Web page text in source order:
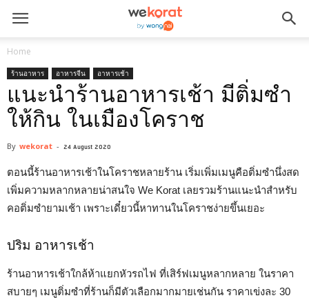
Home
ร้านอาหาร อาหารจีน อาหารเช้า
แนะนำร้านอาหารเช้า มีติ่มซำ
ให้กิน ในเมืองโคราช
By wekorat - 24 August 2020
ตอนนี้ร้านอาหารเช้าในโคราชหลายร้าน เริ่มเพิ่มเมนูคือติ่มซำนึ่งสด
เพิ่มความหลากหลายน่าสนใจ We Korat เลยรวมร้านแนะนำสำหรับ
คอติ่มซำยามเช้า เพราะเดี๋ยวนี้หาทานในโคราชง่ายขึ้นเยอะ
ปริม อาหารเช้า
ร้านอาหารเช้าใกล้ห้าแยกหัวรถไฟ ที่เสิร์ฟเมนูหลากหลาย ในราคา
สบายๆ เมนูติ่มซำที่ร้านก็มีตัวเลือกมากมายเช่นกัน ราคาเข่งละ 30